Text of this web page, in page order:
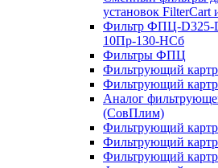
установок FilterCart
Фильтр ФПЦ-D325-
10Пр-130-НСб
Фильтры ФПЦ
Фильтрующий
Фильтрующий
Аналог
(СовПлим)
Фильтрующий
Фильтрующий
Фильтрующий